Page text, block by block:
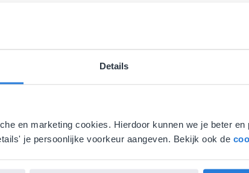
Details
en marketing cookies. Hierdoor kunnen we je beter
je persoonlijke voorkeur aangeven. Bekijk ook de